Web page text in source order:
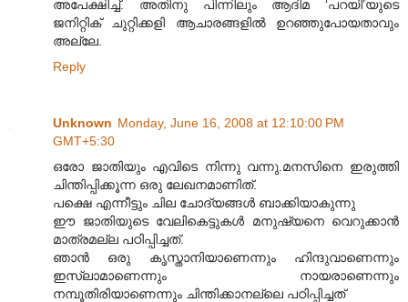
അപേക്ഷിച്ച്. അതിനു പിന്നിലും ആദിമ ‘പറയി’യുടെ
ജനിറ്റിക് ചുറ്റിക്കളി ആചാരങ്ങളില്‍ ഉറഞ്ഞുപോയതാവും
അല്ലേ.
Reply
Unknown Monday, June 16, 2008 at 12:10:00 PM
GMT+5:30
ഒരോ ജാതിയും എവിടെ നിന്നു വന്നു.മനസിനെ ഇരുത്തി
ചിന്തിപ്പിക്കൂന്ന ഒരു ലേഖനമാണിത്.
പക്ഷെ എന്നീട്ടും ചില ചോദ്യങ്ങള്‍ ബാക്കിയാകുന്നു
ഈ ജാതിയുടെ വേലികെട്ടുകള്‍ മനുഷ്യനെ വെറുക്കാന്‍
മാത്രമല്ല പഠിപ്പിച്ചത്.
ഞാന്‍ ഒരു കൃസ്താനിയാണെന്നും ഹിന്ദുവാണെന്നും
ഇസ്ലാമാണെന്നും നായരാണെന്നും
നമ്പൂതിരിയാണെന്നും ചിന്തിക്കാനല്ലെ പഠിപ്പിച്ചത്